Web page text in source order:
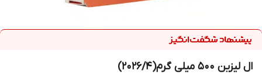
ال لیزین 500 میلی گرم(2026/4)